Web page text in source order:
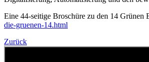
Eine 44-seitige Broschüre zu den 14 Grünen
die-gruenen-14.html
Zurück